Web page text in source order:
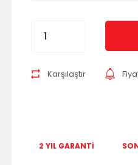
Karşılaştır
2 YIL GARANTİ